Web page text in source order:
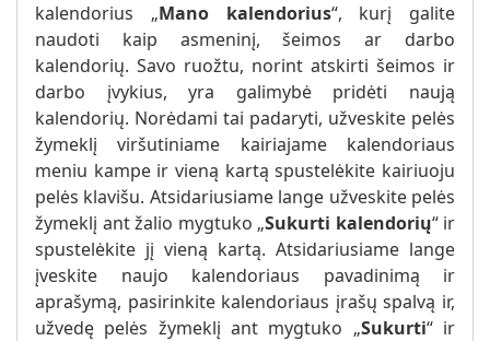
kalendorius „Mano kalendorius“, kurį galite
naudoti kaip asmeninį, šeimos ar darbo
kalendorių. Savo ruožtu, norint atskirti šeimos ir
darbo įvykius, yra galimybė pridėti naują
kalendorių. Norėdami tai padaryti, užveskite pelės
žymeklį viršutiniame kairiajame kalendoriaus
meniu kampe ir vieną kartą spustelėkite kairiuoju
pelės klavišu. Atsidariusiame lange užveskite pelės
žymeklį ant žalio mygtuko „Sukurti kalendorių“ ir
spustelėkite jį vieną kartą. Atsidariusiame lange
įveskite naujo kalendoriaus pavadinimą ir
aprašymą, pasirinkite kalendoriaus įrašų spalvą ir,
užvedę pelės žymeklį ant mygtuko „Sukurti“ ir